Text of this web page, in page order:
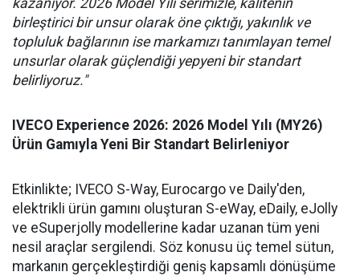
kazanıyor. 2026 Model Yılı serimizle, kalitenin
birleştirici bir unsur olarak öne çıktığı, yakınlık ve
topluluk bağlarının ise markamızı tanımlayan temel
unsurlar olarak güçlendiği yepyeni bir standart
belirliyoruz."
IVECO Experience 2026: 2026 Model Yılı (MY26)
Ürün Gamıyla Yeni Bir Standart Belirleniyor
Etkinlikte; IVECO S-Way, Eurocargo ve Daily'den,
elektrikli ürün gamını oluşturan S-eWay, eDaily, eJolly
ve eSuperjolly modellerine kadar uzanan tüm yeni
nesil araçlar sergilendi. Söz konusu üç temel sütun,
markanın gerçekleştirdiği geniş kapsamlı dönüşüme